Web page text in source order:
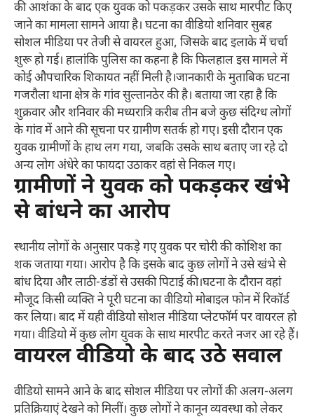
की आशंका के बाद एक युवक को पकड़कर उसके साथ मारपीट किए
जाने का मामला सामने आया है। घटना का वीडियो शनिवार सुबह
सोशल मीडिया पर तेजी से वायरल हुआ, जिसके बाद इलाके में चर्चा
शुरू हो गई। हालांकि पुलिस का कहना है कि फिलहाल इस मामले में
कोई औपचारिक शिकायत नहीं मिली है।जानकारी के मुताबिक घटना
गजरौला थाना क्षेत्र के गांव सुल्तानठेर की है। बताया जा रहा है कि
शुक्रवार और शनिवार की मध्यरात्रि करीब तीन बजे कुछ संदिग्ध लोगों
के गांव में आने की सूचना पर ग्रामीण सतर्क हो गए। इसी दौरान एक
युवक ग्रामीणों के हाथ लग गया, जबकि उसके साथ बताए जा रहे दो
अन्य लोग अंधेरे का फायदा उठाकर वहां से निकल गए।
ग्रामीणों ने युवक को पकड़कर खंभे
से बांधने का आरोप
स्थानीय लोगों के अनुसार पकड़े गए युवक पर चोरी की कोशिश का
शक जताया गया। आरोप है कि इसके बाद कुछ लोगों ने उसे खंभे से
बांध दिया और लाठी-डंडों से उसकी पिटाई की।घटना के दौरान वहां
मौजूद किसी व्यक्ति ने पूरी घटना का वीडियो मोबाइल फोन में रिकॉर्ड
कर लिया। बाद में यही वीडियो सोशल मीडिया प्लेटफॉर्म पर वायरल हो
गया। वीडियो में कुछ लोग युवक के साथ मारपीट करते नजर आ रहे हैं।
वायरल वीडियो के बाद उठे सवाल
वीडियो सामने आने के बाद सोशल मीडिया पर लोगों की अलग-अलग
प्रतिक्रियाएं देखने को मिलीं। कुछ लोगों ने कानून व्यवस्था को लेकर